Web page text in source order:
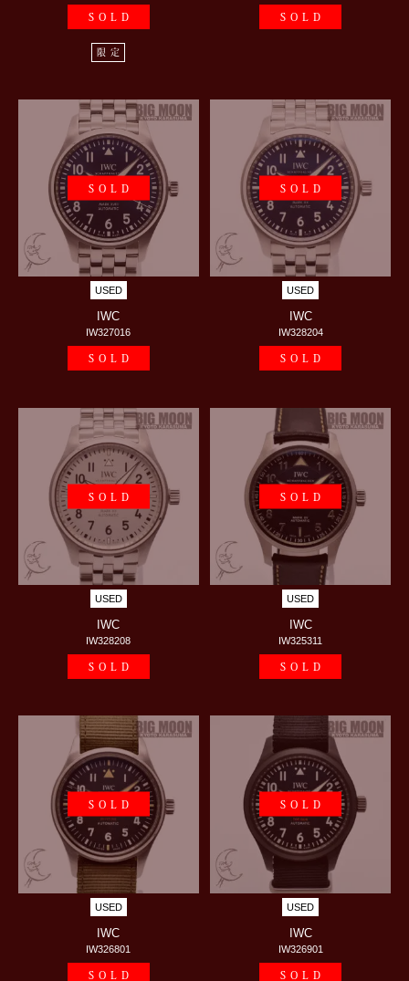
SOLD
限定
SOLD
SOLD
USED
IWC
IW327016
SOLD
SOLD
USED
IWC
IW328204
SOLD
SOLD
USED
IWC
IW328208
SOLD
SOLD
USED
IWC
IW325311
SOLD
SOLD
USED
IWC
IW326801
SOLD
SOLD
USED
IWC
IW326901
SOLD